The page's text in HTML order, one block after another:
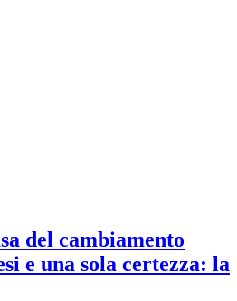
del cambiamento
e una sola certezza: la